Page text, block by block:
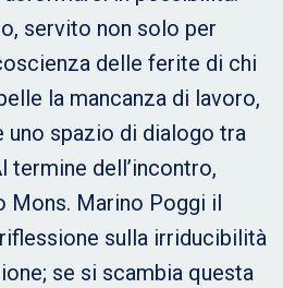
servito non solo per
delle ferite di chi
la mancanza di lavoro,
uno spazio di dialogo tra
dell’incontro,
Mons. Marino Poggi il
sulla irriducibilità
se si scambia questa